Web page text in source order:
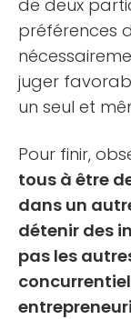
de deux
préférences
juger
un seul et
Pour finir,
tous à être
dans un
détenir des
pas les